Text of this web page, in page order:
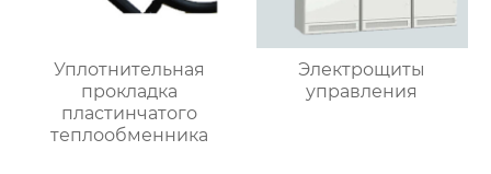
Уплотнительная
прокладка
пластинчатого
теплообменника
Электрощиты
управления